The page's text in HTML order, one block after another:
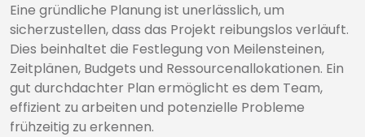
Eine gründliche Planung ist unerlässlich, um
sicherzustellen, dass das Projekt reibungslos verläuft.
Dies beinhaltet die Festlegung von Meilensteinen,
Zeitplänen, Budgets und Ressourcenallokationen. Ein
gut durchdachter Plan ermöglicht es dem Team,
effizient zu arbeiten und potenzielle Probleme
frühzeitig zu erkennen.